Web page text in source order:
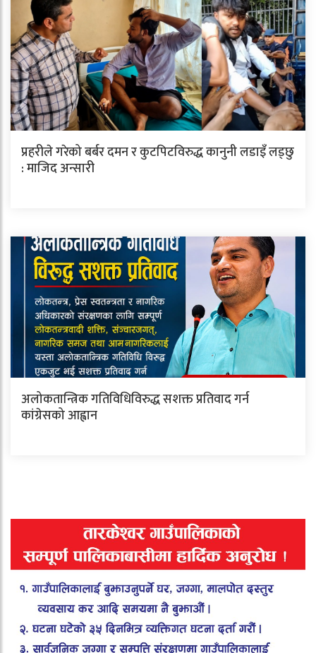
प्रहरीले गरेको बर्बर दमन र कुटपिटविरुद्ध कानुनी लडाइँ लड्छु
: माजिद अन्सारी
अलोकतान्त्रिक गतिविधिविरुद्ध सशक्त प्रतिवाद गर्न
कांग्रेसको आह्वान